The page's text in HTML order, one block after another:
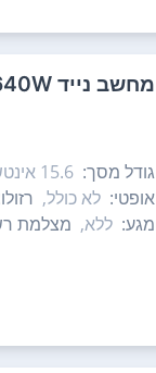
מחשב נייד Asus Vivobook 15 X1504VA-BQ640W אסוס
גודל מסך: 15.6‏ אינטש,
אופטי: לא כולל,
מגע: ללא, מצלמת